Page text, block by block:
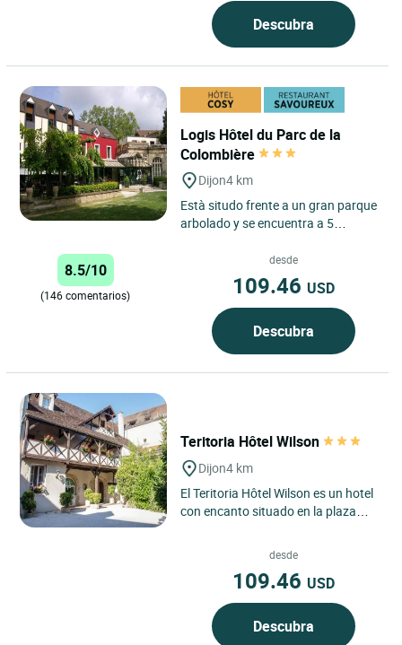
Descubra
Logis Hôtel du Parc de la
Colombière
Dijon4 km
Està situdo frente a un gran parque
arbolado y se encuentra a 5
tiene habitaciones para...
8.5/10
(146 comentarios)
desde
109.46 USD
Descubra
Teritoria Hôtel Wilson
Dijon4 km
El Teritoria Hôtel Wilson es un hotel
con encanto situado en la plaza
histórico de Dijon,...desde
109.46 USD
Descubra